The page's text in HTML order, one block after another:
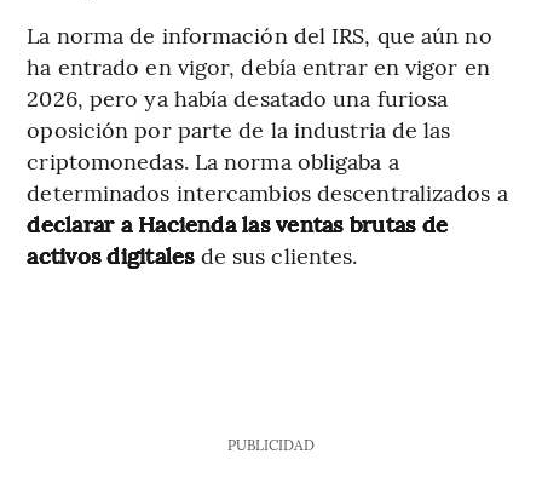
La norma de información del IRS, que aún no
ha entrado en vigor, debía entrar en vigor en
2026, pero ya había desatado una furiosa
oposición por parte de la industria de las
criptomonedas. La norma obligaba a
determinados intercambios descentralizados a
declarar a Hacienda las ventas brutas de
activos digitales de sus clientes.
PUBLICIDAD